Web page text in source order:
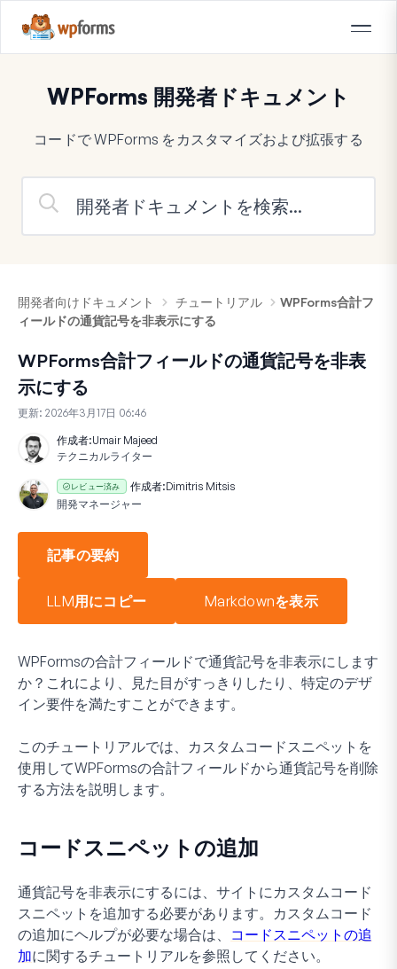
WPForms 開発者ドキュメント
コードで WPForms をカスタマイズおよび拡張する
開発者向けドキュメント チュートリアル
WPForms合計フ
ィールドの通貨記号を非表示にする
WPForms合計フィールドの通貨記号を非表
示にする
更新: 2026年3月17日 06:46
作成者:Umair Majeed
テクニカルライター
レビュー済み 作成者:Dimitris Mitsis
開発マネージャー
記事の要約
LLM用にコピー Markdownを表示
WPFormsの合計フィールドで通貨記号を非表示にします
か？これにより、見た目がすっきりしたり、特定のデザ
イン要件を満たすことができます。
このチュートリアルでは、カスタムコードスニペットを
使用してWPFormsの合計フィールドから通貨記号を削除
する方法を説明します。
コードスニペットの追加
通貨記号を非表示にするには、サイトにカスタムコード
スニペットを追加する必要があります。カスタムコード
の追加にヘルプが必要な場合は、 コードスニペットの追
加に関するチュートリアルを参照してください。